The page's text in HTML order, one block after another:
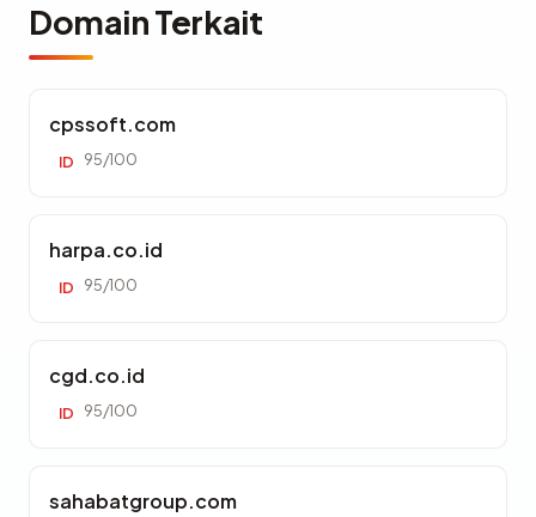
Domain Terkait
cpssoft.com
ID 95/100
harpa.co.id
ID 95/100
cgd.co.id
ID 95/100
sahabatgroup.com